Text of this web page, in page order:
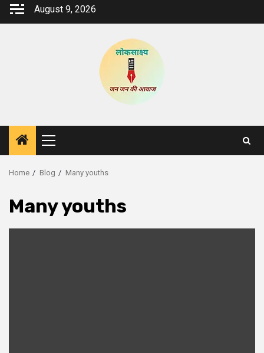
Skip
August 9, 2026
Primary
Menu
Home Blog Many youths
Many youths